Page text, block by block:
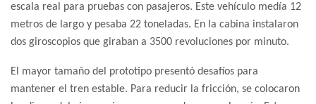
escala real para pruebas con pasajeros. Este vehículo medía 12
metros de largo y pesaba 22 toneladas. En la cabina instalaron
dos giroscopios que giraban a 3500 revoluciones por minuto.
El mayor tamaño del prototipo presentó desafíos para
mantener el tren estable. Para reducir la fricción, se colocaron